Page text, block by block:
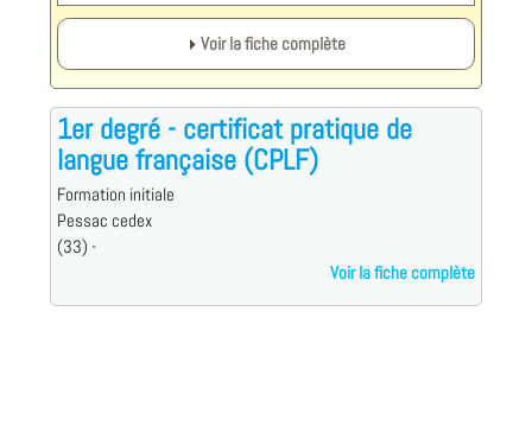
Voir la fiche complète
1er degré - certificat pratique de
langue française (CPLF)
Formation initiale
Pessac cedex
(33) -
Voir la fiche complète